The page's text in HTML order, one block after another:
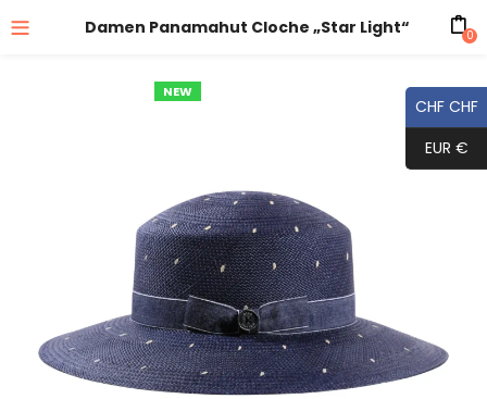
Damen Panamahut Cloche „Star Light“ 0
NEW
CHF CHF
EUR €